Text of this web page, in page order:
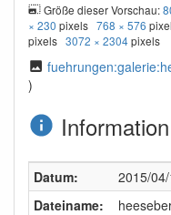
Größe dieser Vorschau:
× 230 pixels 768 × 576
pixels 3072 × 2304pixels
)
Information
Datum:
2015/
Dateiname: